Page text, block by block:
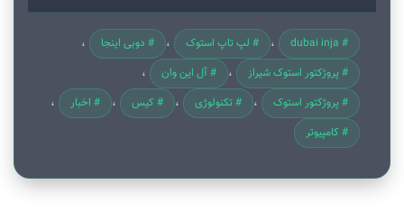
# dubai inja # لپ تاپ استوک
# دوبی اینجا
# پروژکتور استوک شیراز
# آل این وان
# پروژکتور استوک
# تکنولوژی # کیس
# اخبار
# کامپیوتر